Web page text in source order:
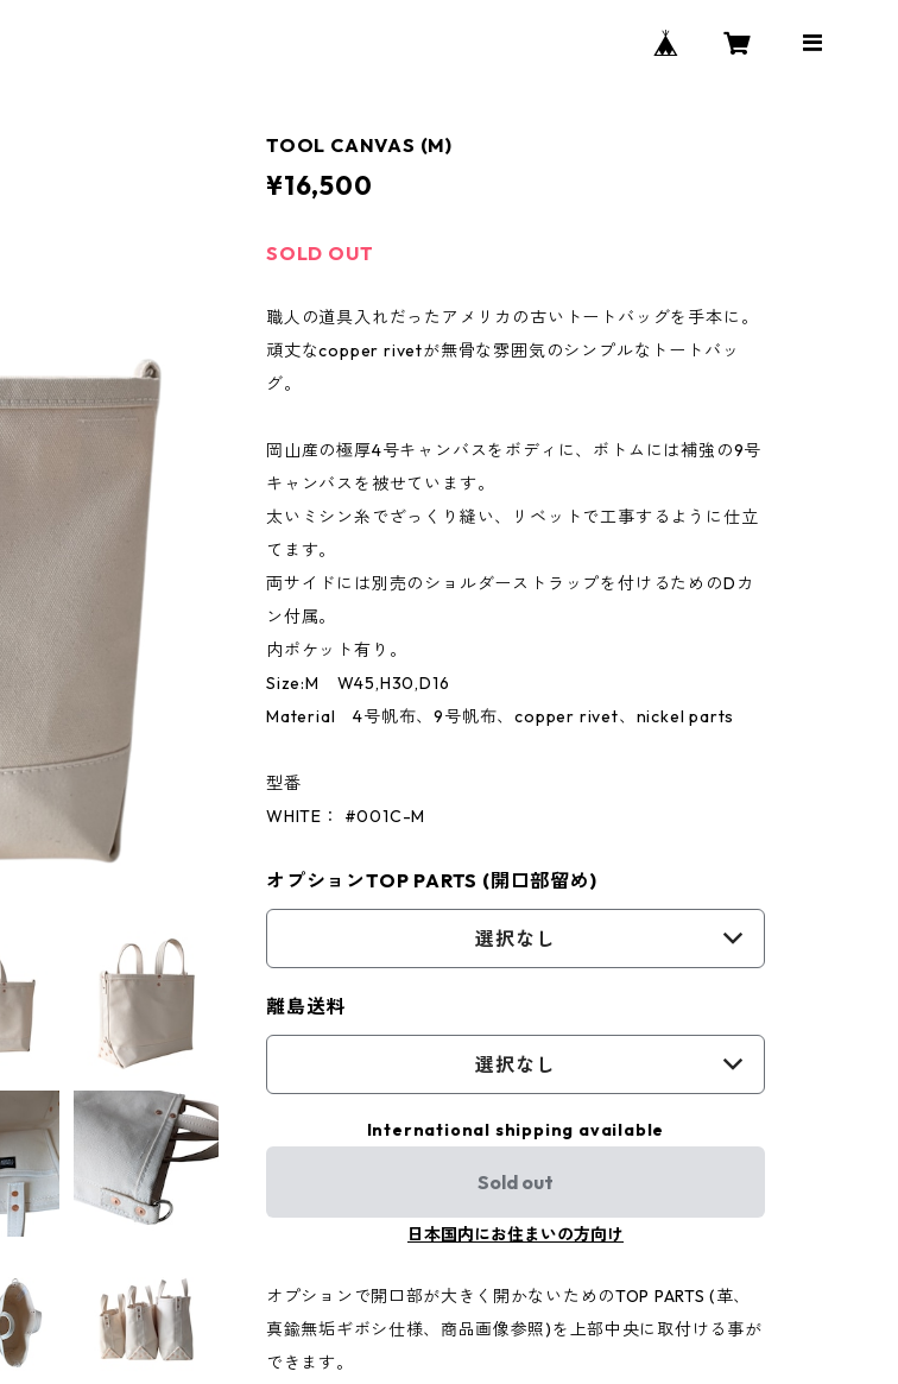
TOOL CANVAS (M)
¥16,500
SOLD OUT
職人の道具入れだったアメリカの古いトートバッグを手本に。
頑丈なcopper rivetが無骨な雰囲気のシンプルなトートバッ
グ。
岡山産の極厚4号キャンバスをボディに、ボトムには補強の9号
キャンバスを被せています。
太いミシン糸でざっくり縫い、リベットで工事するように仕立
てます。
両サイドには別売のショルダーストラップを付けるためのDカ
ン付属。
内ポケット有り。
Size:M W45,H30,D16
Material 4号帆布、9号帆布、copper rivet、nickel parts
型番
WHITE： #001C-M
オプションTOP PARTS (開口部留め)
選択なし
離島送料
選択なし
International shipping available
Sold out
日本国内にお住まいの方向け
オプションで開口部が大きく開かないためのTOP PARTS (革、
真鍮無垢ギボシ仕様、商品画像参照)を上部中央に取付ける事が
できます。